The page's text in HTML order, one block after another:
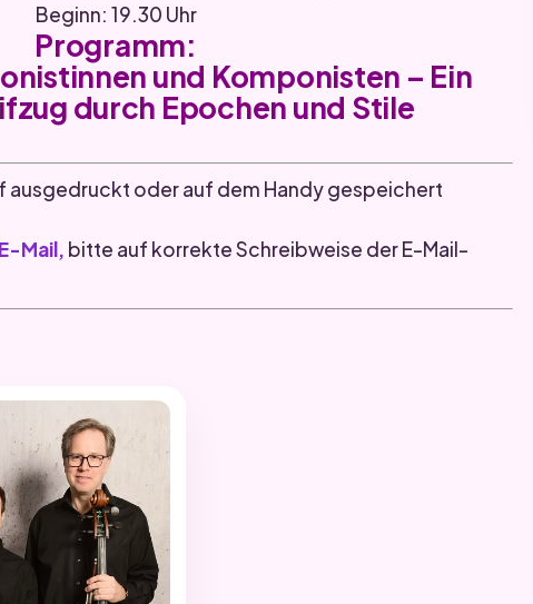
Beginn: 19.30 Uhr
Programm:
und Komponisten – Ein
durch Epochen und Stile
ausgedruckt oder auf dem Handy gespeichert
Mail, bitte auf korrekte Schreibweise der E-Mail-